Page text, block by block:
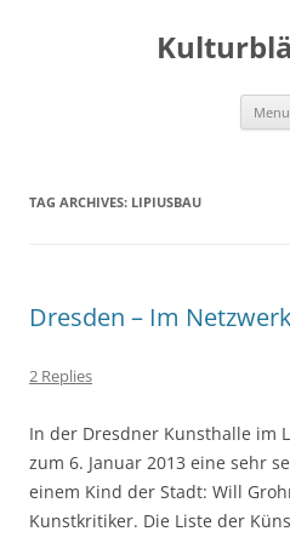
Menu
TAG ARCHIVES: LIPIUSBAU
Dresden – Im
2 Replies
In der Dresdner Kunsthalle im
zum 6. Januar 2013 eine sehr
einem Kind der Stadt: Will
Kunstkritiker. Die Liste der